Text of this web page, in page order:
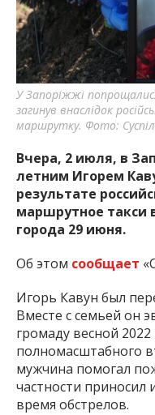
У Запоріжжі
загинув внаслідок
маршрутку. Фото:
Вчера, 2 июля, в
летним Игорем
результате
маршрутное такси
города 29 июня.
Об этом сообщает
Игорь Кавун был
Вместе с семьей он
громаду весной 2022
полномасштабного
мужчина помогал
частности
время обстрелов.